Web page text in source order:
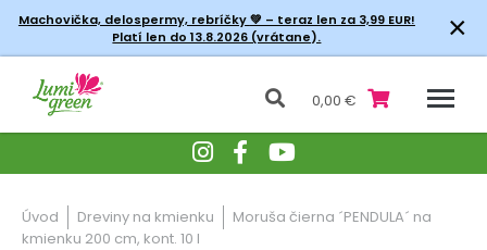
Machovička, delospermy, rebríčky💚 – teraz len za 3,99 EUR!
Platí len do 13.8.2026 (vrátane).
×
0,00 €
Úvod Dreviny na kmienku
Moruša čierna ´PENDULA´ na
kmienku 200 cm, kont. 10 l